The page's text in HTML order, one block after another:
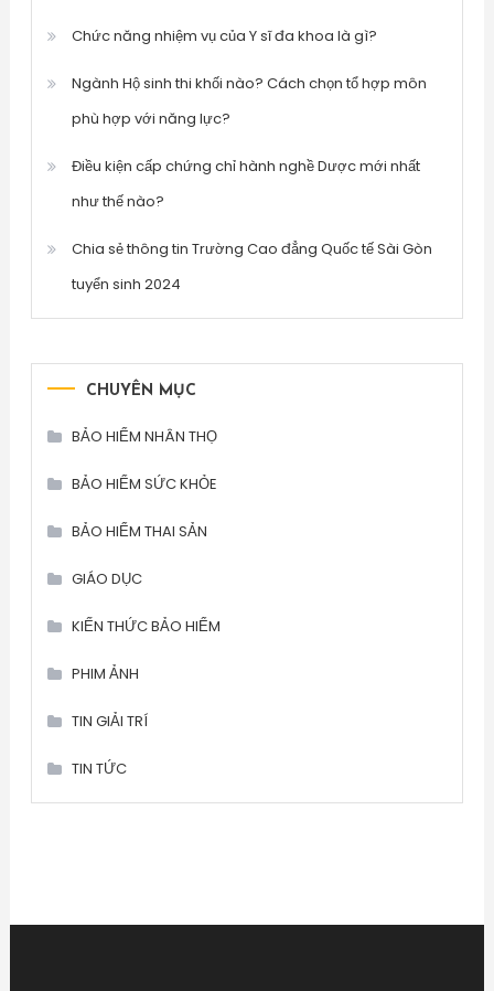
Chức năng nhiệm vụ của Y sĩ đa khoa là gì?
Ngành Hộ sinh thi khối nào? Cách chọn tổ hợp môn
phù hợp với năng lực?
Điều kiện cấp chứng chỉ hành nghề Dược mới nhất
như thế nào?
Chia sẻ thông tin Trường Cao đẳng Quốc tế Sài Gòn
tuyển sinh 2024
CHUYÊN MỤC
BẢO HIỂM NHÂN THỌ
BẢO HIỂM SỨC KHỎE
BẢO HIỂM THAI SẢN
GIÁO DỤC
KIẾN THỨC BẢO HIỂM
PHIM ẢNH
TIN GIẢI TRÍ
TIN TỨC